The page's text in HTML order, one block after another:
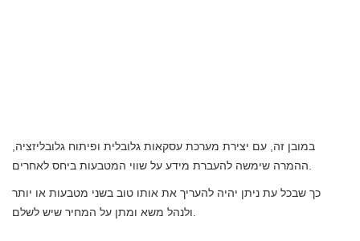
במובן זה, עם יצירת מערכת עסקאות גלובלית ופיתוח גלובליזציה,
כך שבכל עת ניתן יהיה להעריך את אותו טוב בשני מטבעות או יותר